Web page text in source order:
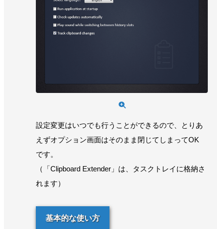
設定変更はいつでも行うことができるので、とりあ
えずオプション画面はそのまま閉じてしまってOK
です。
（「Clipboard Extender」は、タスクトレイに格納さ
れます）
基本的な使い方